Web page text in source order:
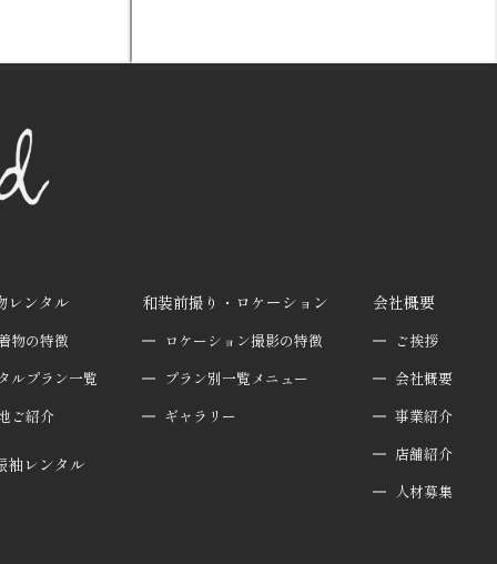
レンタル
物の特徴
ルプラン一覧
ご紹介
袖レンタル
和装前撮り・ロケーション
ロケーション撮影の特徴
プラン別一覧メニュー
ギャラリー
会社概要
ご挨拶
会社概要
事業紹介
店舗紹介
人材募集